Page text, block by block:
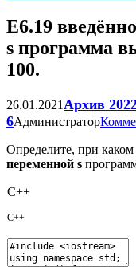
Е6.19
s программа
100.
26.01.2021 Архив
6Администратор
Определите, при каком
переменной s
C++
C++